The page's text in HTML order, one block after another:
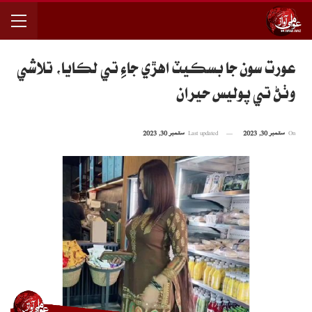
عورت سون جا بسڪيٽ اهڙي جاءِ تي لڪايا، تلاشي
وٺڻ تي پوليس حيران